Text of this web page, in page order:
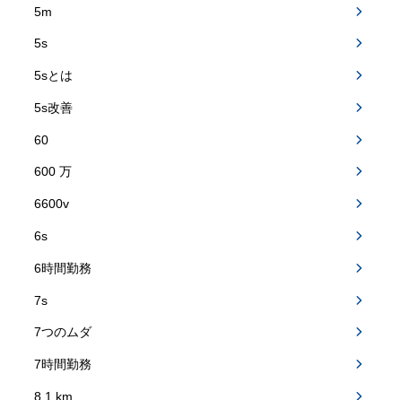
5m
5s
5sとは
5s改善
60
600 万
6600v
6s
6時間勤務
7s
7つのムダ
7時間勤務
8.1 km